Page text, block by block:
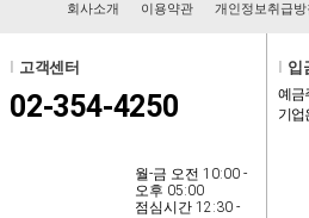
회사소개 이용약관 개인정보취급방
고객센터
02-354-4250
월-금 오전 10:00 -
오후 05:00
점심시간 12:30 -
입
예금
기업